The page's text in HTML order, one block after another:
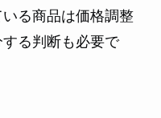
る商品は価格調整
る判断も必要で